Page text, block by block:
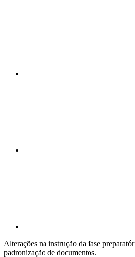
Alterações na instrução da fase
padronização de documentos.